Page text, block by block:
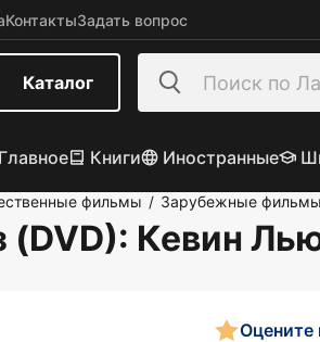
КонтактыЗадать вопрос
Каталог
Главное Книги Иностранные
фильмы / Зарубежные фильмы
(DVD): Кевин
Оцените